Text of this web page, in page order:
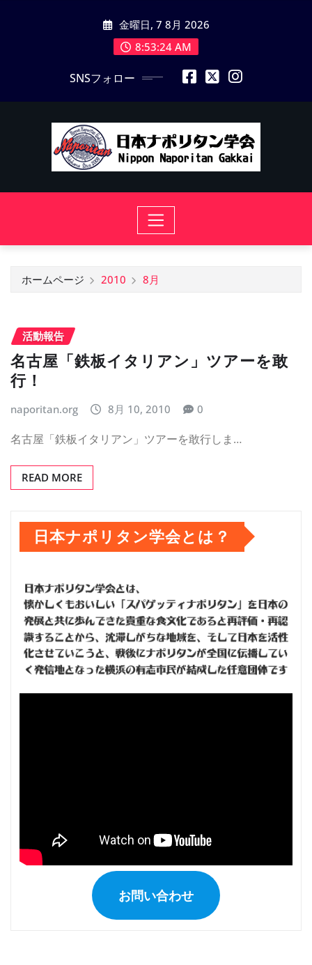
金曜日, 7 8月 2026
8:53:24 AM
SNSフォロー
ホームページ 2010 8月
活動報告
名古屋「鉄板イタリアン」ツアーを敢
行！
naporitan.org 8月 10, 2010 0
名古屋「鉄板イタリアン」ツアーを敢行しま…
READ MORE
日本ナポリタン学会とは？
お問い合わせ